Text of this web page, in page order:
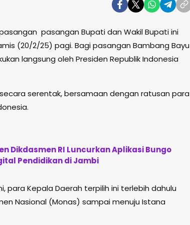
pasangan Bupati dan Wakil Bupati ini
(20/2/25) pagi. Bagi pasangan Bambang Bayu
langsung oleh Presiden Republik Indonesia
serentak, bersamaan dengan ratusan para
Dikdasmen RI Luncurkan Aplikasi Bungo
Pendidikan di Jambi
para Kepala Daerah terpilih ini terlebih dahulu
Nasional (Monas) sampai menuju Istana